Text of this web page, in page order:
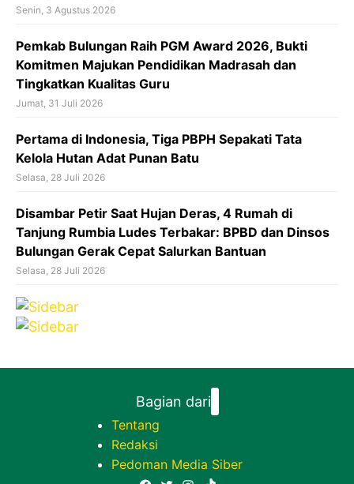
Senin, 3 Agustus 2026
Pemkab Bulungan Raih PGM Award 2026, Bukti
Komitmen Majukan Pendidikan Madrasah dan
Tingkatkan Kualitas Guru
Jumat, 31 Juli 2026
Pertama di Indonesia, Tiga PBPH Sepakati Tata
Kelola Hutan Adat Punan Batu
Selasa, 28 Juli 2026
Disambar Petir Saat Hujan Deras, 4 Rumah di
Tanjung Rumbia Ludes Terbakar: BPBD dan Dinsos
Bulungan Gerak Cepat Salurkan Bantuan
Selasa, 28 Juli 2026
Bagian dari
Tentang
Redaksi
Pedoman Media Siber